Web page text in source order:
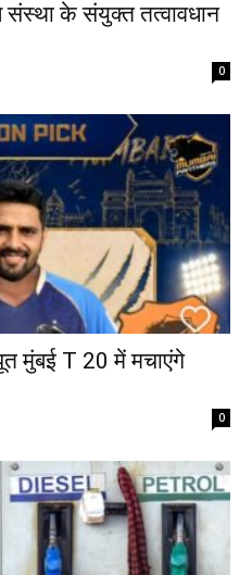
के संयुक्त तत्वावधान
0
मुंबई T 20 में मचाएंगे
0